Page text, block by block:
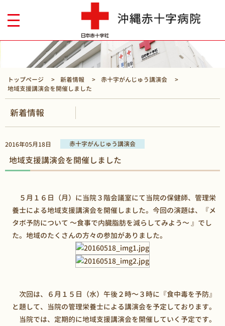
トップページ 新着情報
赤十字がんじゅう講演会
地域支援講演会を開催しました
新着情報
2016年05月18日 赤十字がんじゅう講演会
地域支援講演会を開催しました
５月１６日（月）に当院３階会議室にて当院の保健師、管理栄
養士による地域支援講演会を開催しました。今回の演題は、『メ
タボ予防について ～食事で内臓脂肪を減らしてみよう～ 』でし
た。地域のたくさんの方々の参加がありました。
次回は、６月１５日（水）午後２時～３時に『食中毒を予防』
と題して、当院の管理栄養士による講演会を予定しております。
当院では、定期的に地域支援講演会を開催していく予定です。